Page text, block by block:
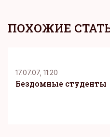
ПОХОЖИЕ
17.07.07, 11:20
Бездомные студенты